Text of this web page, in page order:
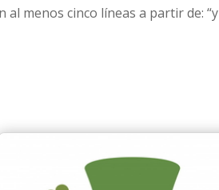
menos cinco líneas a partir de: “y